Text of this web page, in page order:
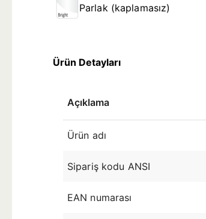
Parlak (kaplamasız)
Ürün Detayları
Açıklama
Ürün adı
Sipariş kodu ANSI
EAN numarası